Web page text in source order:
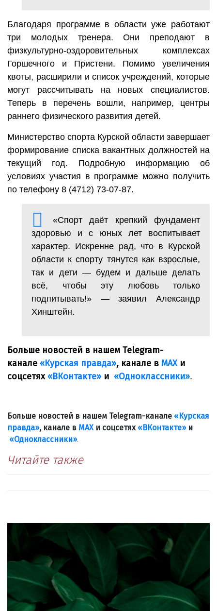
Благодаря программе в области уже работают
три молодых тренера. Они преподают в
физкультурно-оздоровительных комплексах
Горшечного и Пристени. Помимо увеличения
квоты, расширили и список учреждений, которые
могут рассчитывать на новых специалистов.
Теперь в перечень вошли, например, центры
раннего физического развития детей.
Министерство спорта Курской области завершает
формирование списка вакантных должностей на
текущий год. Подробную информацию об
условиях участия в программе можно получить
по телефону 8 (4712) 73-07-87.
«Спорт даёт крепкий фундамент
здоровью и с юных лет воспитывает
характер. Искренне рад, что в Курской
области к спорту тянутся как взрослые,
так и дети — будем и дальше делать
всё, чтобы эту любовь только
подпитывать!» — заявил Александр
Хинштейн.
Больше новостей в нашем Telegram-
канале «Курская правда», канале в МАХи
соцсетях «ВКонтакте» и «Одноклассники».
Больше новостей в нашем Telegram-канале «Курская
правда», канале в МАХи соцсетях «ВКонтакте»и
«Одноклассники».
Читайте также